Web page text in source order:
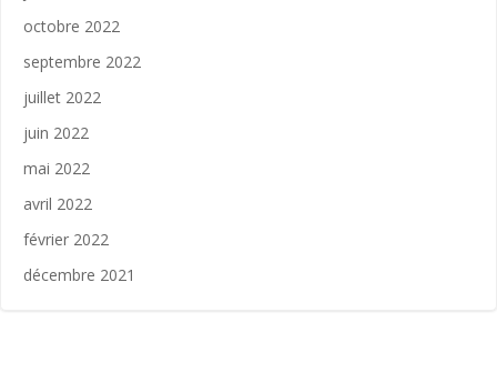
octobre 2022
septembre 2022
juillet 2022
juin 2022
mai 2022
avril 2022
février 2022
décembre 2021